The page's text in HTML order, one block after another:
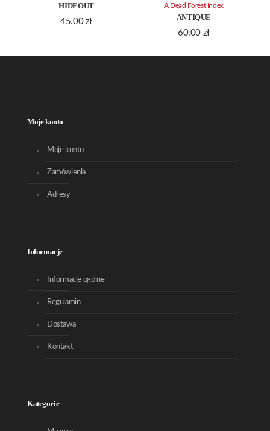
HIDEOUT
45.00 zł
ANTIQUE
60.00 zł
A Dead Forest Index
Moje konto
Moje konto
Zamówienia
Adresy
Informacje
Informacje ogólne
Regulamin
Dostawa
Kontakt
Kategorie